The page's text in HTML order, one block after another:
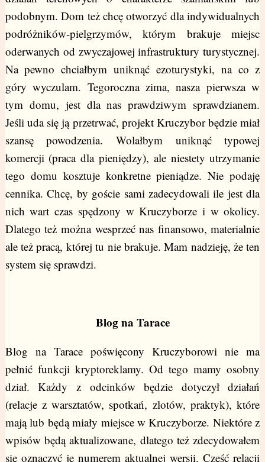
podobnym. Dom też chcę otworzyć dla indywidualnych
podróżników-pielgrzymów, którym brakuje miejsc
oderwanych od zwyczajowej infrastruktury turystycznej.
Na pewno chciałbym uniknąć ezoturystyki, na co z
góry wyczulam. Tegoroczna zima, nasza pierwsza w
tym domu, jest dla nas prawdziwym sprawdzianem.
Jeśli uda się ją przetrwać, projekt Kruczybor będzie miał
szansę powodzenia. Wolałbym uniknąć typowej
komercji (praca dla pieniędzy), ale niestety utrzymanie
tego domu kosztuje konkretne pieniądze. Nie podaję
cennika. Chcę, by goście sami zadecydowali ile jest dla
nich wart czas spędzony w Kruczyborze i w okolicy.
Dlatego też można wesprzeć nas finansowo, materialnie
ale też pracą, której tu nie brakuje. Mam nadzieję, że ten
system się sprawdzi.
Blog na Tarace
Blog na Tarace poświęcony Kruczyborowi nie ma
pełnić funkcji kryptoreklamy. Od tego mamy osobny
dział. Każdy z odcinków będzie dotyczył działań
(relacje z warsztatów, spotkań, zlotów, praktyk), które
mają lub będą miały miejsce w Kruczyborze. Niektóre z
wpisów będą aktualizowane, dlatego też zdecydowałem
się oznaczyć je numerem aktualnej wersji. Część relacji